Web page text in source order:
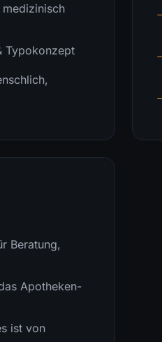
Typokonzept
Beratung,
Apotheken-
ist von